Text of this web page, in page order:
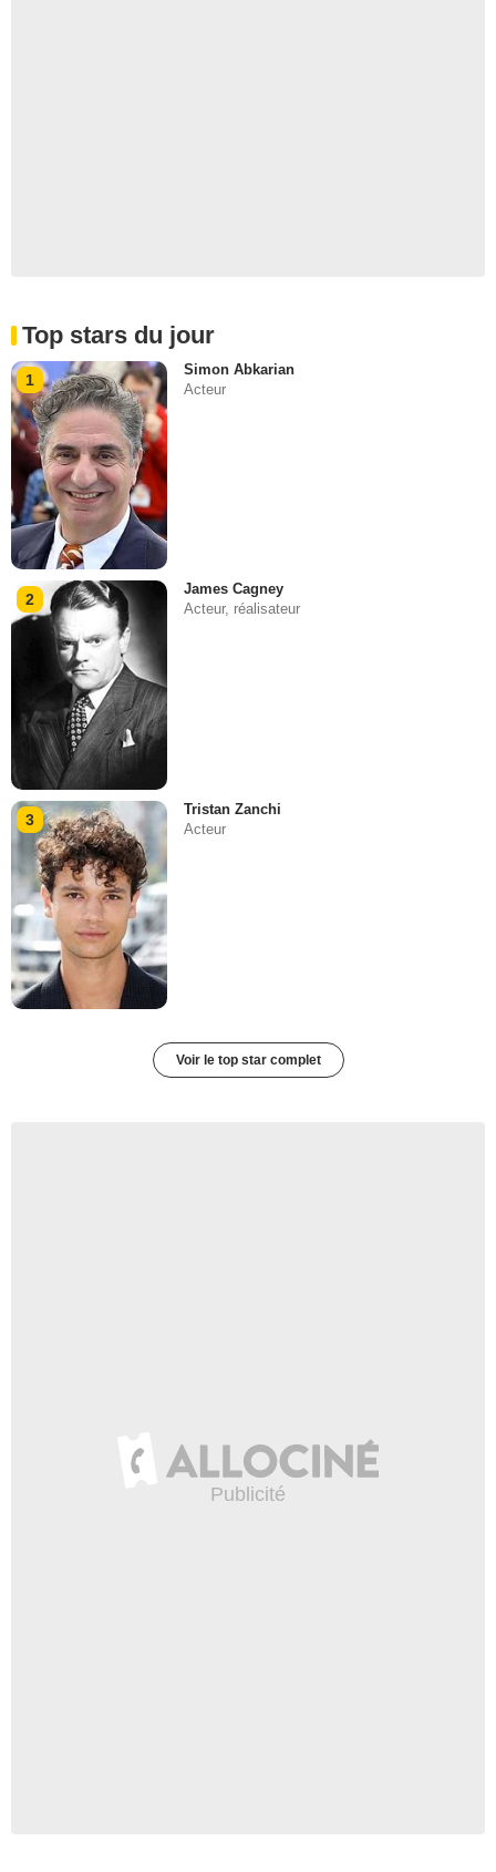
Top stars du jour
1
Simon Abkarian
Acteur
2
James Cagney
Acteur, réalisateur
3
Tristan Zanchi
Acteur
Voir le top star complet